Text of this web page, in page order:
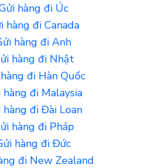
hàng đi Úc
hàng đi Canada
hàng đi Anh
hàng đi Nhật
đi Hàn Quốc
hàng đi Malaysia
hàng đi Đài Loan
hàng đi Pháp
hàng đi Đức
đi New Zealand